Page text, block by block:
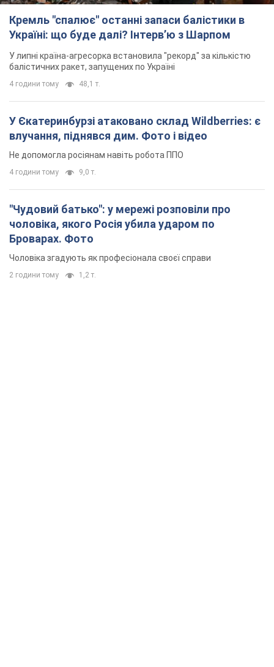
Кремль "спалює" останні запаси балістики в
Україні: що буде далі? Інтерв’ю з Шарпом
У липні країна-агресорка встановила "рекорд" за кількістю
балістичних ракет, запущених по Україні
4 години тому 48,1 т.
У Єкатеринбурзі атаковано склад Wildberries: є
влучання, піднявся дим. Фото і відео
Не допомогла росіянам навіть робота ППО
4 години тому 9,0 т.
"Чудовий батько": у мережі розповіли про
чоловіка, якого Росія убила ударом по
Броварах. Фото
Чоловіка згадують як професіонала своєї справи
2 години тому 1,2 т.